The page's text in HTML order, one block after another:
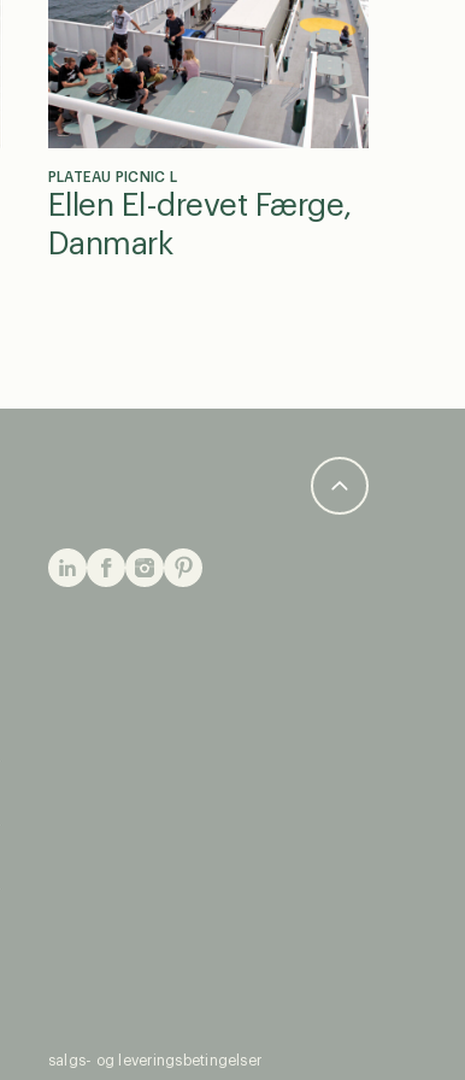
PLATEAU PICNIC L
Ellen El-drevet Færge,
Danmark
salgs- og leveringsbetingelser